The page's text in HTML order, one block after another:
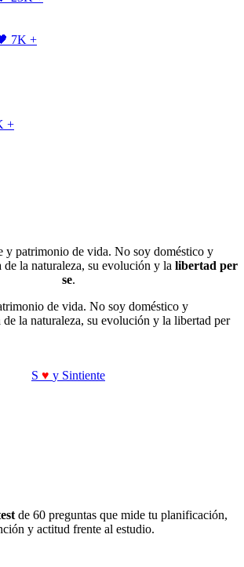
7K +
+
y patrimonio de vida. No soy doméstico y
de la naturaleza, su evolución y la libertad per
se.
de vida. No soy doméstico y
de la naturaleza, su evolución y la libertad per
S ♥ y Sintiente
de 60 preguntas que mide tu planificación,
y actitud frente al estudio.